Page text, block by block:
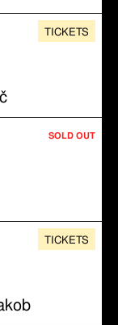
TICKETS
SOLD OUT
TICKETS